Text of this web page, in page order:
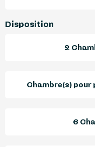
Disposition
2
Chambre(s)
6